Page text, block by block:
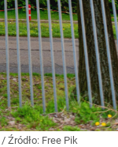
/ Źródło: Free Pik